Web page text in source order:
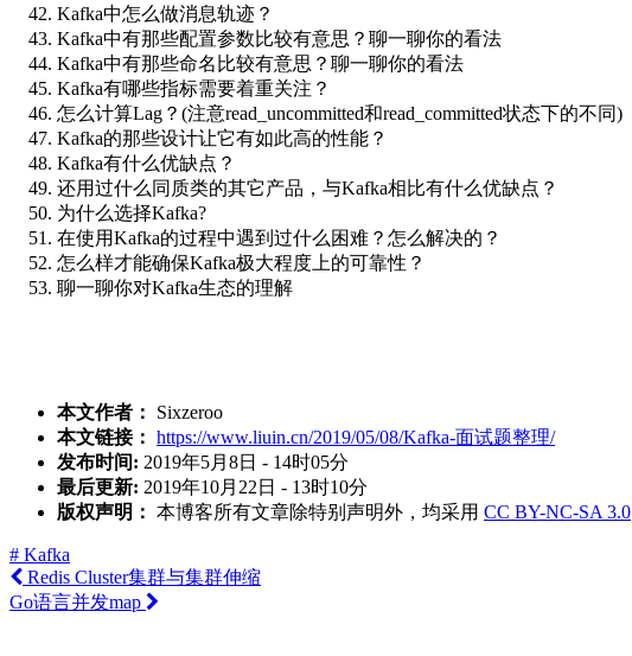
Kafka中怎么做消息轨迹？
Kafka中有那些配置参数比较有意思？聊一聊你的看法
Kafka中有那些命名比较有意思？聊一聊你的看法
Kafka有哪些指标需要着重关注？
怎么计算Lag？(注意read_uncommitted和read_committed状态下的不同)
Kafka的那些设计让它有如此高的性能？
Kafka有什么优缺点？
还用过什么同质类的其它产品，与Kafka相比有什么优缺点？
为什么选择Kafka?
在使用Kafka的过程中遇到过什么困难？怎么解决的？
怎么样才能确保Kafka极大程度上的可靠性？
聊一聊你对Kafka生态的理解
本文作者：
Sixzeroo
本文链接： https://www.liuin.cn/2019/05/08/Kafka-面试题整理/
发布时间: 2019年5月8日 - 14时05分
最后更新: 2019年10月22日 - 13时10分
版权声明： 本博客所有文章除特别声明外，均采用 CC BY-NC-SA 3.0
# Kafka
Redis Cluster集群与集群伸缩
Go语言并发map